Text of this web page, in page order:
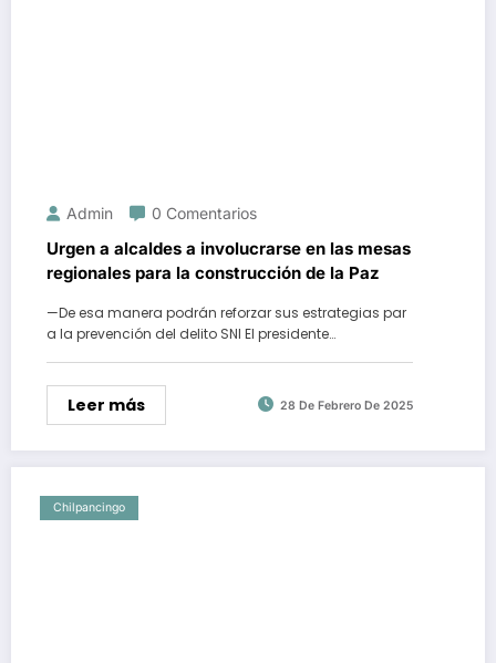
Admin 0 Comentarios
Urgen a alcaldes a involucrarse en las mesas
regionales para la construcción de la Paz
—De esa manera podrán reforzar sus estrategias par
a la prevención del delito SNI El presidente…
Leer más 28 De Febrero De 2025
Chilpancingo